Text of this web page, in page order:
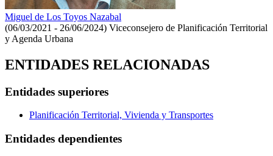
Miguel de Los Toyos Nazabal
(06/03/2021 - 26/06/2024) Viceconsejero de Planificación Territorial
y Agenda Urbana
ENTIDADES RELACIONADAS
Entidades superiores
Planificación Territorial, Vivienda y Transportes
Entidades dependientes